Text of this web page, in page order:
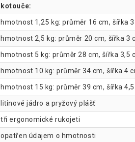
kotouče:
hmotnost 1,25 kg: průměr 16 cm, šířka
hmotnost 2,5 kg: průměr 20 cm, šířka 3
hmotnost 5 kg: průměr 28 cm, šířka 3,5
hmotnost 10 kg: průměr 34 cm, šířka 4
hmotnost 15 kg: průměr 39 cm, šířka
litinové jádro a pryžový plášť
tři ergonomické rukojeti
opatřen údajem o hmotnosti